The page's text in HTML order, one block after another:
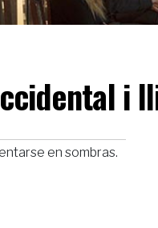
i
en sombras.